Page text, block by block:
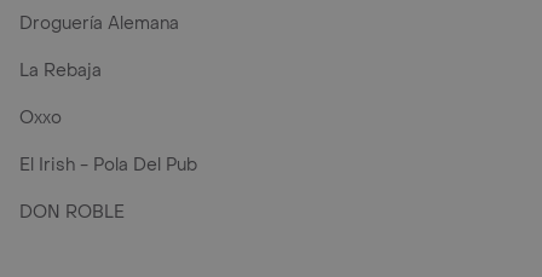
Droguería Alemana
La Rebaja
Oxxo
El Irish - Pola Del Pub
DON ROBLE